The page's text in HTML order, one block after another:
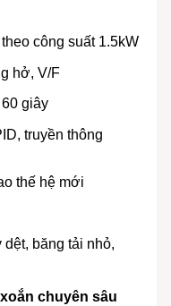
công suất 1.5kW
hở, V/F
giây
truyền thông
thế hệ mới
băng tải nhỏ,
chuyên sâu